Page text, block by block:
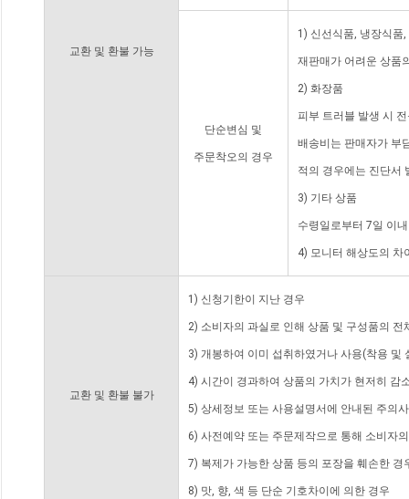
교환 및 환불 가능
단순변심 및
주문착오의 경우
1) 신선식품, 냉장식품
재판매가 어려운 상품
2) 화장품
피부 트러블 발생 시
배송비는 판매자가 부
적의 경우에는 진단서
3) 기타 상품
수령일로부터 7일 이
4) 모니터 해상도의 차
교환 및 환불 불가
1) 신청기한이 지난 경우
2) 소비자의 과실로 인해 상품 및 구성품의
3) 개봉하여 이미 섭취하였거나 사용(착용 및
4) 시간이 경과하여 상품의 가치가 현저히 감
5) 상세정보 또는 사용설명서에 안내된 주의
6) 사전예약 또는 주문제작으로 통해 소비자
7) 복제가 가능한 상품 등의 포장을 훼손한 경
8) 맛, 향, 색 등 단순 기호차이에 의한 경우